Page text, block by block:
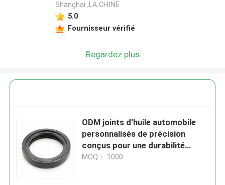
Shanghai ,LA CHINE
5.0
Fournisseur vérifié
Regardez plus
ODM joints d'huile automobile
personnalisés de précision
conçus pour une durabilité
améliorée et la prévention des
MOQ： 1000